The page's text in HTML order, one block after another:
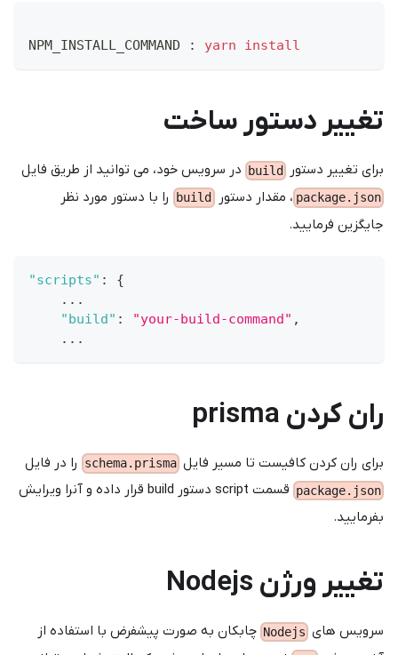
NPM_INSTALL_COMMAND : yarn install
تغییر دستور ساخت
برای تغییر دستور build در سرویس خود، می توانید از طریق فایل
package.json ، مقدار دستور build را با دستور مورد نظر
جایگزین فرمایید.
"scripts" :
{
    ...
"build" : "your-build-command" ,
    ...
ران کردن prisma
برای ران کردن کافیست تا مسیر فایل schema.prisma را در فایل
package.json
قسمت script دستور build قرار داده و آنرا ویرایش
بفرمایید.
تغییر ورژن Nodejs
سرویس های Nodejs چابکان به صورت پیشفرض با استفاده از